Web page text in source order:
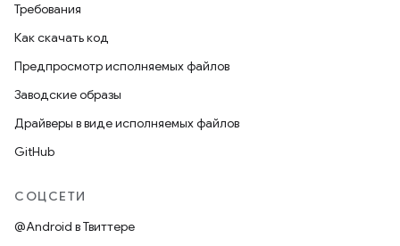
Требования
Как скачать код
Предпросмотр исполняемых файлов
Заводские образы
Драйверы в виде исполняемых файлов
GitHub
СОЦСЕТИ
@Android в Твиттере